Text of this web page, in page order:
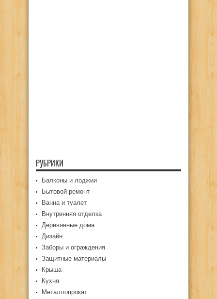
РУБРИКИ
Балконы и лоджии
Бытовой ремонт
Ванна и туалет
Внутренняя отделка
Деревянные дома
Дизайн
Заборы и ограждения
Защитные материалы
Крыша
Кухня
Металлопрокат